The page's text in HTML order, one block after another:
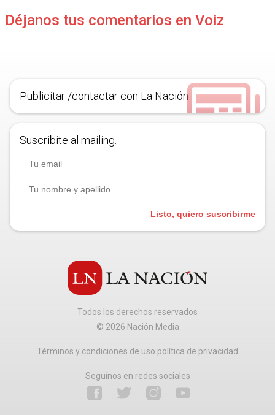
Déjanos tus comentarios en Voiz
Publicitar /contactar con La Nación
Suscribite al mailing.
Listo, quiero suscribirme
Todos los derechos reservados
© 2026 Nación Media
Términos y condiciones de uso política de privacidad
Seguínos en redes sociales